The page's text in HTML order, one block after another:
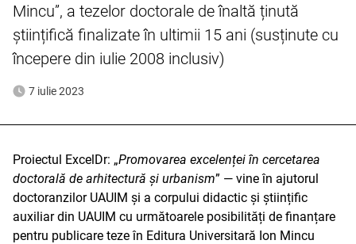
Mincu”, a tezelor doctorale de înaltă ținută
științifică finalizate în ultimii 15 ani (susținute cu
începere din iulie 2008 inclusiv)
7 iulie 2023
Proiectul ExcelDr: „Promovarea excelenței în cercetarea
doctorală de arhitectură și urbanism” — vine în ajutorul
doctoranzilor UAUIM și a corpului didactic și științific
auxiliar din UAUIM cu următoarele posibilități de finanțare
pentru publicare teze în Editura Universitară Ion Mincu